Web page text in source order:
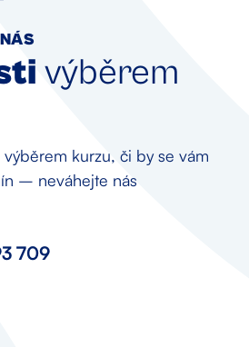
výběrem
kurzu, či by se vám
– neváhejte nás
709